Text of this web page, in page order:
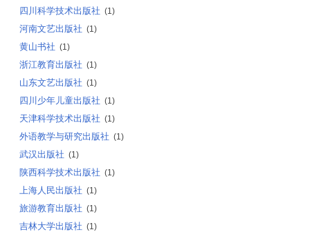
四川科学技术出版社 (1)
河南文艺出版社 (1)
黄山书社 (1)
浙江教育出版社 (1)
山东文艺出版社 (1)
四川少年儿童出版社 (1)
天津科学技术出版社 (1)
外语教学与研究出版社 (1)
武汉出版社 (1)
陕西科学技术出版社 (1)
上海人民出版社 (1)
旅游教育出版社 (1)
吉林大学出版社 (1)